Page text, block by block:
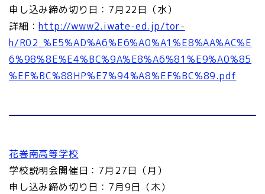
申し込み締め切り日：7月22日（水）
詳細：http://www2.iwate-ed.jp/tor-
h/R02_%E5%AD%A6%E6%A0%A1%E8%AA%AC%E
6%98%8E%E4%BC%9A%E8%A6%81%E9%A0%85
%EF%BC%88HP%E7%94%A8%EF%BC%89.pdf
花巻南高等学校
学校説明会開催日：7月27日（月）
申し込み締め切り日：7月9日（木）